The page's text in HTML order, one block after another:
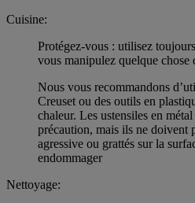
Cuisine:
Protégez-vous : utilisez
vous manipulez quelque chose
Nous vous recommandons
Creuset ou des outils en
chaleur. Les ustensiles en
précaution, mais ils ne doivent
agressive ou grattés sur la
endommager
Nettoyage: